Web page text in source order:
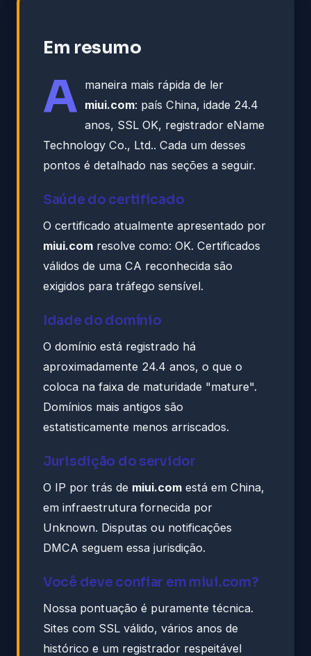
Em resumo
A maneira mais rápida de ler
miui.com: país China, idade 24.4
anos, SSL OK, registrador eName
Technology Co., Ltd.. Cada um desses
pontos é detalhado nas seções a seguir.
Saúde do certificado
O certificado atualmente apresentado por
miui.com resolve como: OK. Certificados
válidos de uma CA reconhecida são
exigidos para tráfego sensível.
Idade do domínio
O domínio está registrado há
aproximadamente 24.4 anos, o que o
coloca na faixa de maturidade "mature".
Domínios mais antigos são
estatisticamente menos arriscados.
Jurisdição do servidor
O IP por trás de miui.com está em China,
em infraestrutura fornecida por
Unknown. Disputas ou notificações
DMCA seguem essa jurisdição.
Você deve confiar em miui.com?
Nossa pontuação é puramente técnica.
Sites com SSL válido, vários anos de
histórico e um registrador respeitável